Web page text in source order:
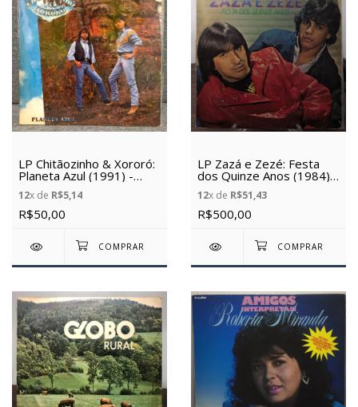
LP Chitãozinho & Xororó:
Planeta Azul (1991) -
(Vinil Usado)
12x de R$5,14
R$50,00
LP Zazá e Zezé: Festa
dos Quinze Anos (1984) -
(Vinil Usado)
12x de R$51,43
R$500,00